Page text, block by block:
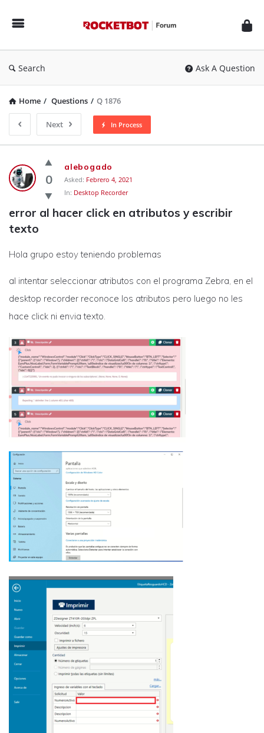
Forum
Search Ask A Question
Home / Questions / Q 1876
Next In Process
Rocketbot
Forum
Latest
Questions
0
alebogado
Asked: Febrero 4, 2021
In: Desktop Recorder
error al hacer click en atributos y escribir
texto
Hola grupo estoy teniendo problemas
al intentar seleccionar atributos con el programa Zebra, en el
desktop recorder reconoce los atributos pero luego no les
hace click ni envia texto.